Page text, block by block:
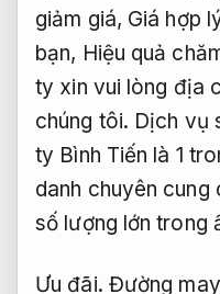
giảm giá, Giá hợp
bạn, Hiệu quả
ty xin vui lòng địa
chúng tôi. Dịch vụ
ty Bình Tiến là 1
danh chuyên
số lượng lớn trong
Ưu đãi. Đường